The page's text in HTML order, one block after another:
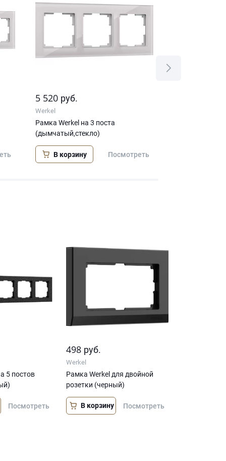
5 520 руб.
Werkel
Рамка Werkel на 3 поста
(дымчатый,стекло)
В корзину Посмотреть
5 постов
Посмотреть
498 руб.
Werkel
Рамка Werkel для двойной
розетки (черный)
В корзину Посмотреть